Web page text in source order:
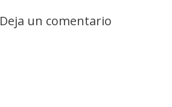
Deja un comentario